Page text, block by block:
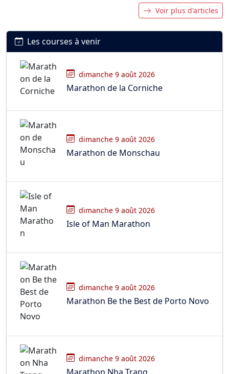
Voir plus d'articles
Les courses à venir
dimanche 9 août 2026
Marathon de la Corniche
dimanche 9 août 2026
Marathon de Monschau
dimanche 9 août 2026
Isle of Man Marathon
dimanche 9 août 2026
Marathon Be the Best de Porto Novo
dimanche 9 août 2026
Marathon Nha Trang